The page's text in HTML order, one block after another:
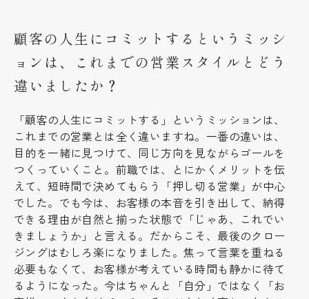
顧客の人生にコミットするというミッシ
ョンは、これまでの営業スタイルとどう
違いましたか？
「顧客の人生にコミットする」というミッションは、
これまでの営業とは全く違いますね。一番の違いは、
目的を一緒に見つけて、同じ方向を見ながらゴールを
つくっていくこと。前職では、とにかくメリットを伝
えて、短時間で決めてもらう「押し切る営業」が中心
でした。でも今は、お客様の本音を引き出して、納得
できる理由が自然と揃った状態で「じゃあ、これでい
きましょうか」と言える。だからこそ、最後のクロー
ジングはむしろ楽になりました。焦って言葉を重ねる
必要もなくて、お客様が考えている時間も静かに待て
るようになった。今はちゃんと「自分」ではなく「お